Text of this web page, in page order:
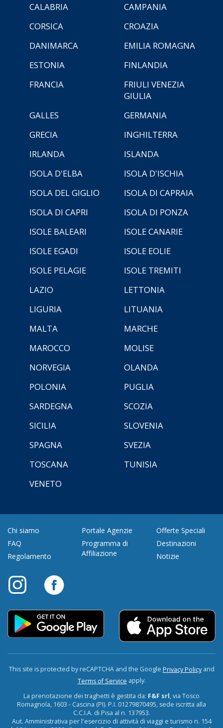
CALABRIA
CAMPANIA
CORSICA
CROAZIA
DANIMARCA
EMILIA ROMAGNA
ESTONIA
FINLANDIA
FRANCIA
FRIULI VENEZIA
GIULIA
GALLES
GERMANIA
GRECIA
INGHILTERRA
IRLANDA
ISLANDA
ISOLA D'ELBA
ISOLA D'ISCHIA
ISOLA DEL GIGLIO
ISOLA DI CAPRAIA
ISOLA DI CAPRI
ISOLA DI PONZA
ISOLE BALEARI
ISOLE CANARIE
ISOLE EGADI
ISOLE EOLIE
ISOLE PELAGIE
ISOLE TREMITI
LAZIO
LETTONIA
LIGURIA
LITUANIA
MALTA
MARCHE
MAROCCO
MOLISE
NORVEGIA
OLANDA
POLONIA
PUGLIA
SARDEGNA
SCOZIA
SICILIA
SLOVENIA
SPAGNA
SVEZIA
TOSCANA
TUNISIA
VENETO
Chi siamo
FAQ
Regolamento
Portale Agenzie
Programma di
Affiliazione
Offerte Speciali
Destinazioni
Notizie
This site is protected by reCAPTCHA and the Google Privacy Policyand
Terms of Service apply.
La prenotazione dei traghetti è gestita da: F&F srl, via Tosco
Romagnola, 1603 - Cascina (PI). P.I. 01279870495, sede iscritta alla
C.C.I.A. di Pisa al n. 137953.
Aut. Amministrativa per l'esercizio di attività di viaggi e turismo n. 154